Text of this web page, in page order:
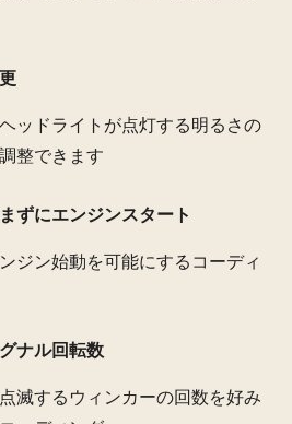
ッドライトが点灯する明るさの
整できます
ずにエンジンスタート
ジン始動を可能にするコーディ
ナル回転数
滅するウィンカーの回数を好み